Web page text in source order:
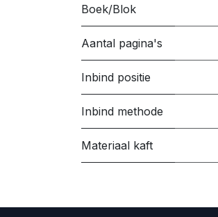
Boek/Blok
Aantal pagina's
Inbind positie
Inbind methode
Materiaal kaft